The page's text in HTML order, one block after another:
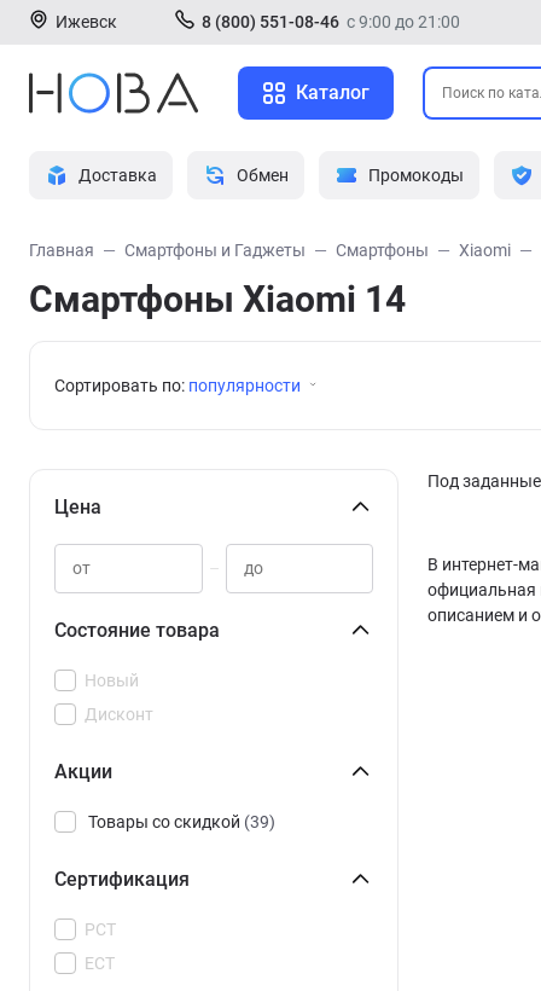
Ижевск 8 (800) 551-08-46 с 9:00 до 21:00
Каталог
Доставка Обмен Промокоды
Главная Смартфоны и Гаджеты Смартфоны Xiaomi
Смартфоны Xiaomi 14
Сортировать по: популярности
Цена
–
Состояние товара
Новый
Дисконт
Акции
Товары со скидкой (39)
Сертификация
РСТ
ЕСТ
Под
В интернет-
официальная
описанием и